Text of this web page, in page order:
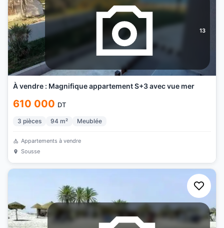
13
À vendre : Magnifique appartement S+3 avec vue mer
610 000 DT
3 pièces 94 m² Meublée
Appartements à vendre
Sousse